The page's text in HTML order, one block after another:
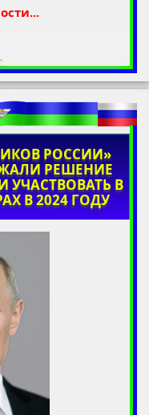
РОССИИ»
РЕШЕНИЕ
УЧАСТВОВАТЬ В
В 2024 ГОДУ